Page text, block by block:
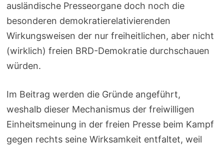
ausländische Presseorgane doch noch die
besonderen demokratierelativierenden
Wirkungsweisen der nur freiheitlichen, aber nicht
(wirklich) freien BRD-Demokratie durchschauen
würden.
Im Beitrag werden die Gründe angeführt,
weshalb dieser Mechanismus der freiwilligen
Einheitsmeinung in der freien Presse beim Kampf
gegen rechts seine Wirksamkeit entfaltet, weil